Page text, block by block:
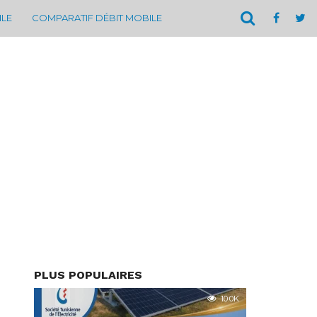
COMPARATIF DÉBIT MOBILE
PLUS POPULAIRES
10.0K